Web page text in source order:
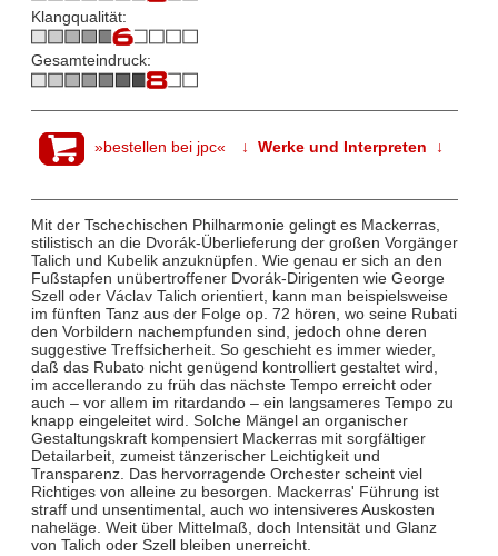
Klangqualität:
Gesamteindruck:
»bestellen bei jpc« ↓ Werke und Interpreten ↓
Mit der Tschechischen Philharmonie gelingt es Mackerras,
stilistisch an die Dvorák-Überlieferung der großen Vorgänger
Talich und Kubelik anzuknüpfen. Wie genau er sich an den
Fußstapfen unübertroffener Dvorák-Dirigenten wie George
Szell oder Václav Talich orientiert, kann man beispielsweise
im fünften Tanz aus der Folge op. 72 hören, wo seine Rubati
den Vorbildern nachempfunden sind, jedoch ohne deren
suggestive Treffsicherheit. So geschieht es immer wieder,
daß das Rubato nicht genügend kontrolliert gestaltet wird,
im accellerando zu früh das nächste Tempo erreicht oder
auch – vor allem im ritardando – ein langsameres Tempo zu
knapp eingeleitet wird. Solche Mängel an organischer
Gestaltungskraft kompensiert Mackerras mit sorgfältiger
Detailarbeit, zumeist tänzerischer Leichtigkeit und
Transparenz. Das hervorragende Orchester scheint viel
Richtiges von alleine zu besorgen. Mackerras' Führung ist
straff und unsentimental, auch wo intensiveres Auskosten
naheläge. Weit über Mittelmaß, doch Intensität und Glanz
von Talich oder Szell bleiben unerreicht.